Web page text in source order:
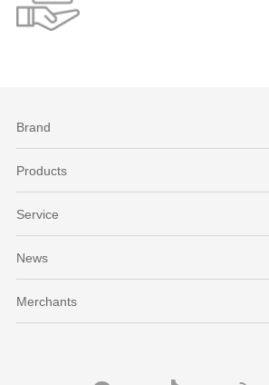
Brand
Products
Service
News
Merchants